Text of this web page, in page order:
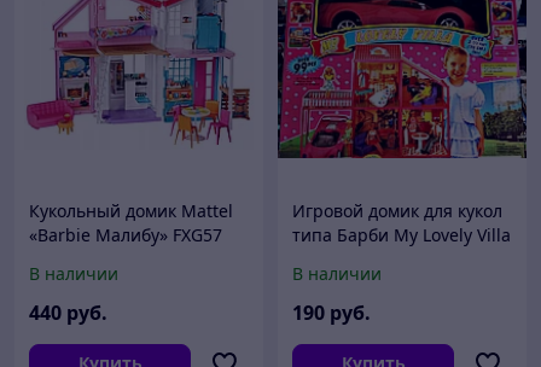
Кукольный домик Mattel
«Barbie Малибу» FXG57
В наличии
440 руб.
Игровой домик для кукол
типа Барби My Lovely Villa
В наличии
190 руб.